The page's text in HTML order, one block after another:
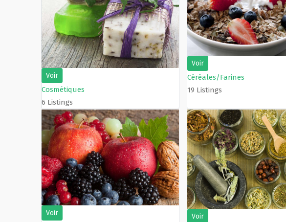
Voir
Cosmétiques
6 Listings
Voir
Céréales/Farines
19 Listings
Voir Voir